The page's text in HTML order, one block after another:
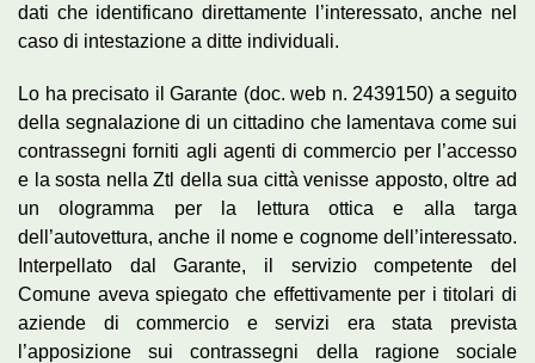
dati che identificano direttamente l’interessato, anche nel
caso di intestazione a ditte individuali.
Lo ha precisato il Garante (doc. web n. 2439150) a seguito
della segnalazione di un cittadino che lamentava come sui
contrassegni forniti agli agenti di commercio per l’accesso
e la sosta nella Ztl della sua città venisse apposto, oltre ad
un ologramma per la lettura ottica e alla targa
dell’autovettura, anche il nome e cognome dell’interessato.
Interpellato dal Garante, il servizio competente del
Comune aveva spiegato che effettivamente per i titolari di
aziende di commercio e servizi era stata prevista
l’apposizione sui contrassegni della ragione sociale